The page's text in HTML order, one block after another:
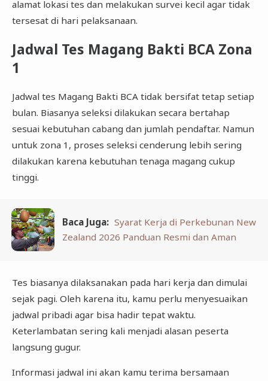
alamat lokasi tes dan melakukan survei kecil agar tidak
tersesat di hari pelaksanaan.
Jadwal Tes Magang Bakti BCA Zona
1
Jadwal tes Magang Bakti BCA tidak bersifat tetap setiap
bulan. Biasanya seleksi dilakukan secara bertahap
sesuai kebutuhan cabang dan jumlah pendaftar. Namun
untuk zona 1, proses seleksi cenderung lebih sering
dilakukan karena kebutuhan tenaga magang cukup
tinggi.
Baca Juga: Syarat Kerja di Perkebunan New
Zealand 2026 Panduan Resmi dan Aman
Tes biasanya dilaksanakan pada hari kerja dan dimulai
sejak pagi. Oleh karena itu, kamu perlu menyesuaikan
jadwal pribadi agar bisa hadir tepat waktu.
Keterlambatan sering kali menjadi alasan peserta
langsung gugur.
Informasi jadwal ini akan kamu terima bersamaan